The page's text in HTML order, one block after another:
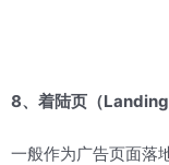
8、着陆页（Landing
一般作为广告页面落